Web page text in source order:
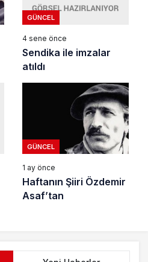
GÜNCEL
4 sene önce
Sendika ile imzalar
atıldı
GÜNCEL
1 ay önce
Haftanın Şiiri Özdemir
Asaf’tan